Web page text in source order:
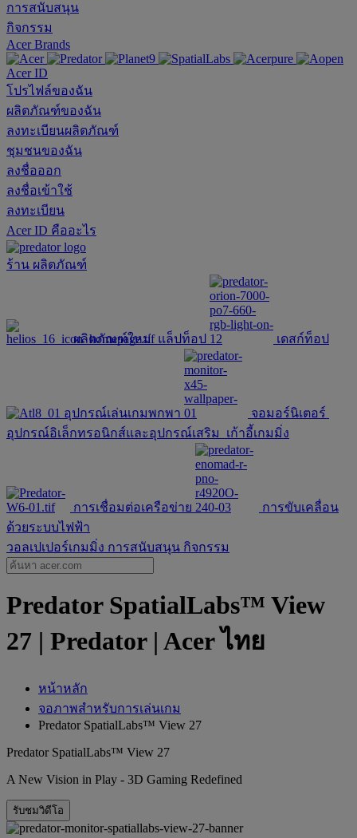
การสนับสนุน
กิจกรรม
Acer Brands
Acer ID
โปรไฟล์ของฉัน
ผลิตภัณฑ์ของฉัน
ลงทะเบียนผลิตภัณฑ์
ชุมชนของฉัน
ลงชื่อออก
ลงชื่อเข้าใช้
ลงทะเบียน
Acer ID คืออะไร
ร้าน ผลิตภัณฑ์
ผลิตภัณฑ์ใหม่ แล็ปท็อป เดสก์ท็อป
อุปกรณ์เล่นเกมพกพา
จอมอร์นิเตอร์
อุปกรณ์อิเล็กทรอนิกส์และอุปกรณ์เสริม
เก้าอี้เกมมิ่ง
การเชื่อมต่อเครือข่าย
การขับเคลื่อน
ด้วยระบบไฟฟ้า
วอลเปเปอร์เกมมิ่ง การสนับสนุน กิจกรรม
Predator SpatialLabs™ View
27 | Predator | Acer ไทย
หน้าหลัก
จอภาพสำหรับการเล่นเกม
Predator SpatialLabs™ View 27
Predator SpatialLabs™ View 27
A New Vision in Play - 3D Gaming Redefined
รับชมวิดีโอ